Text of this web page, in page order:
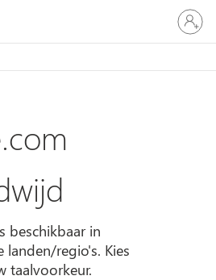
Meld
je
aan
je
beschikbaar in
landen/regio's. Kies
taalvoorkeur.